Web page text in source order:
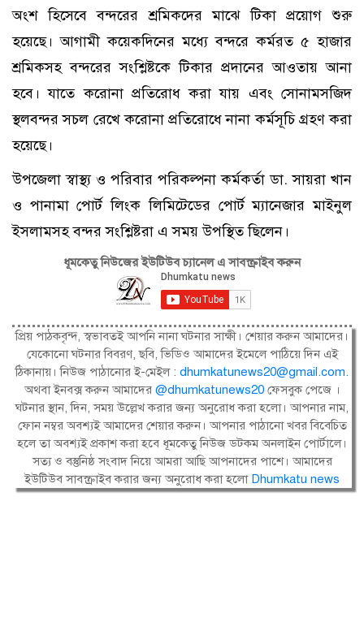
অংশ হিসেবে বন্দরের শ্রমিকদের মাঝে টিকা প্রয়োগ শুরু
হয়েছে। আগামী কয়েকদিনের মধ্যে বন্দরে কর্মরত ৫ হাজার
শ্রমিকসহ বন্দরের সংশ্লিষ্টকে টিকার প্রদানের আওতায় আনা
হবে। যাতে করোনা প্রতিরোধ করা যায় এবং সোনামসজিদ
স্থলবন্দর সচল রেখে করোনা প্রতিরোধে নানা কর্মসূচি গ্রহণ করা
হয়েছে।
উপজেলা স্বাস্থ্য ও পরিবার পরিকল্পনা কর্মকর্তা ডা. সায়রা খান
ও পানামা পোর্ট লিংক লিমিটেডের পোর্ট ম্যানেজার মাইনুল
ইসলামসহ বন্দর সংশ্লিষ্টরা এ সময় উপস্থিত ছিলেন।
ধূমকেতু নিউজের ইউটিউব চ্যানেল এ সাবস্ক্রাইব করুন
প্রিয় পাঠকবৃন্দ, স্বভাবতই আপনি নানা ঘটনার সাক্ষী। শেয়ার করুন আমাদের।
যেকোনো ঘটনার বিবরণ, ছবি, ভিডিও আমাদের ইমেলে পাঠিয়ে দিন এই
ঠিকানায়। নিউজ পাঠানোর ই-মেইল : dhumkatunews20@gmail.com.
অথবা ইনবক্স করুন আমাদের@dhumkatunews20 ফেসবুক পেজে ।
ঘটনার স্থান, দিন, সময় উল্লেখ করার জন্য অনুরোধ করা হলো। আপনার নাম,
ফোন নম্বর অবশ্যই আমাদের শেয়ার করুন। আপনার পাঠানো খবর বিবেচিত
হলে তা অবশ্যই প্রকাশ করা হবে ধূমকেতু নিউজ ডটকম অনলাইন পোর্টালে।
সত্য ও বস্তুনিষ্ঠ সংবাদ নিয়ে আমরা আছি আপনাদের পাশে। আমাদের
ইউটিউব সাবস্ক্রাইব করার জন্য অনুরোধ করা হলো Dhumkatu news